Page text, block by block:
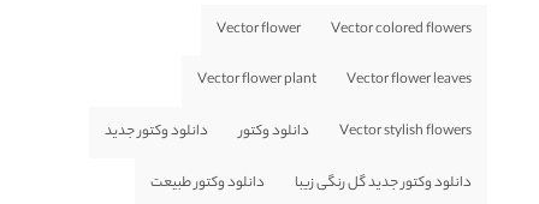
Vector colored flowers
Vector flower
Vector flower leaves
Vector flower plant
Vector stylish flowers دانلود وکتور دانلود وکتور جدید
دانلود وکتور جدید گل رنگی زیبا دانلود وکتور طبیعت